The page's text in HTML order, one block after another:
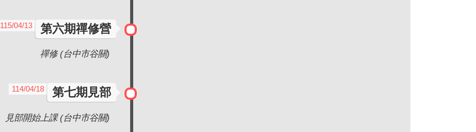
第六期禪修營
115/04/13
禪修 (台中市谷關)
第七期見部
114/04/18
見部開始上課 (台中市谷關)